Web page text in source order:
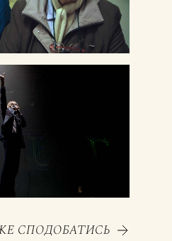
СПОДОБАТИСЬ